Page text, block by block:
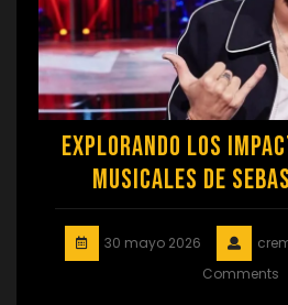
Explorando los
Musicales de
30 mayo 2026
Comments